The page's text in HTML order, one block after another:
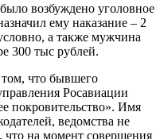
возбуждено уголовное
ему наказание – 2
а также мужчина
300 тыс рублей.
что бывшего
Росавиации
покровительство». Имя
ведомства не
что на момент совершения